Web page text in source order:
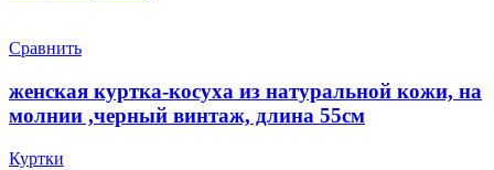
Сравнить
женская куртка-косуха из натуральной кожи, на
молнии ,черный винтаж, длина 55см
Куртки